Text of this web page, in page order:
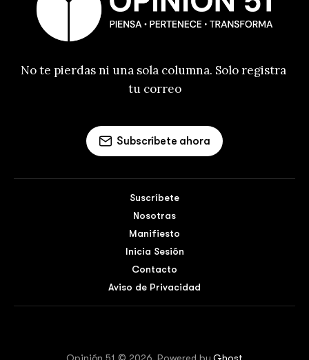
No te pierdas ni una sola columna. Solo registra
tu correo
Subscríbete ahora
Suscríbete
Nosotras
Manifiesto
Inicia Sesión
Contacto
Aviso de Privacidad